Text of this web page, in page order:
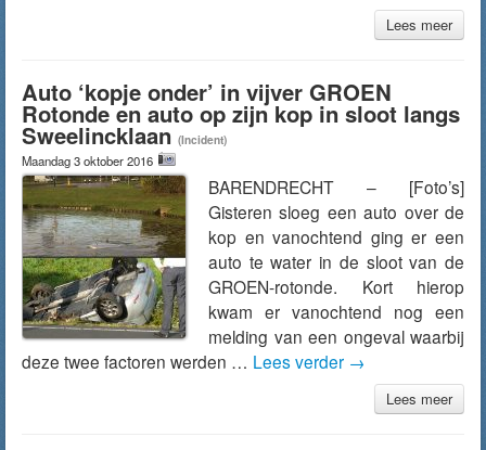
Lees meer
Auto ‘kopje onder’ in vijver GROEN
Rotonde en auto op zijn kop in sloot langs
Sweelincklaan (Incident)
Maandag 3 oktober 2016
BARENDRECHT – [Foto’s]
Gisteren sloeg een auto over de
kop en vanochtend ging er een
auto te water in de sloot van de
GROEN-rotonde. Kort hierop
kwam er vanochtend nog een
melding van een ongeval waarbij
deze twee factoren werden … Lees verder →
Lees meer